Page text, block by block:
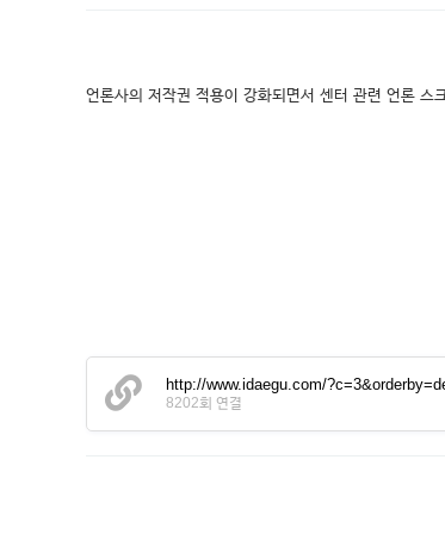
언론사의 저작권 적용이 강화되면서 센터 관련 언론
http://www.idaegu.com/
8202회 연결